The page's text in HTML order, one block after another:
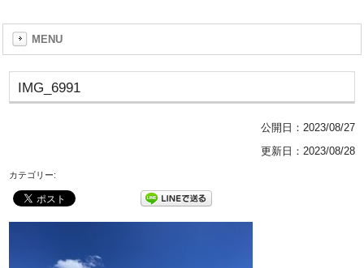
MENU
IMG_6991
公開日： 2023/08/27
更新日：2023/08/28
カテゴリー: